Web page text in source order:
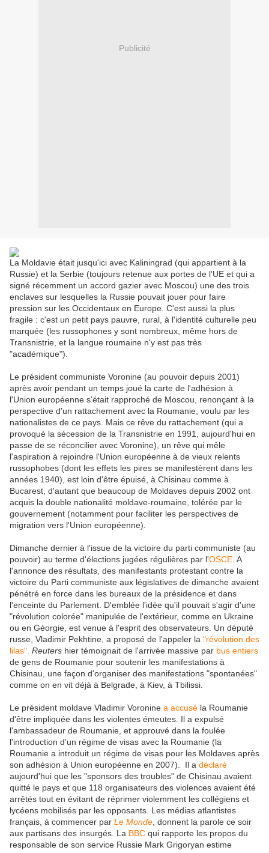
Publicité
La Moldavie était jusqu'ici avec Kaliningrad (qui appartient à la
Russie) et la Serbie (toujours retenue aux portes de l'UE et qui a
signé récemment un accord gazier avec Moscou) une des trois
enclaves sur lesquelles la Russie pouvait jouer pour faire
pression sur les Occidentaux en Europe. C'est aussi la plus
fragile : c'est un petit pays pauvre, rural, à l'identité culturelle peu
marquée (les russophones y sont nombreux, même hors de
Transnistrie, et la langue roumaine n'y est pas très
"académique").
Le président communiste Voronine (au pouvoir depuis 2001)
après avoir pendant un temps joué la carte de l'adhésion à
l'Union européenne s'était rapproché de Moscou, renonçant à la
perspective d'un rattachement avec la Roumanie, voulu par les
nationalistes de ce pays. Mais ce rêve du rattachement (qui a
provoqué la sécession de la Transnistrie en 1991, aujourd'hui en
passe de se réconcilier avec Voronine), un rêve qui mêle
l'aspiration à rejoindre l'Union européenne à de vieux relents
russophobes (dont les effets les pires se manifestèrent dans les
années 1940), est loin d'être épuisé, à Chisinau comme à
Bucarest, d'autant que beaucoup de Moldaves depuis 2002 ont
acquis la double nationalité moldave-roumaine, tolérée par le
gouvernement (notamment pour faciliter les perspectives de
migration vers l'Union européenne).
Dimanche dernier à l'issue de la victoire du parti communiste (au
pouvoir) au terme d'élections jugées régulières par l'OSCE . A
l'annonce des résultats, des manifestants protestant contre la
victoire du Parti communiste aux législatives de dimanche avaient
pénétré en force dans les bureaux de la présidence et dans
l'enceinte du Parlement. D'emblée l'idée qu'il pouvait s'agir d'une
"révolution colorée" manipulée de l'extérieur, comme en Ukraine
ou en Géorgie, est venue à l'esprit des observateurs. Un député
russe, Vladimir Pekhtine, a proposé de l'appeler la "révolution des
lilas". Reuters hier témoignait de l'arrivée massive par bus entiers
de gens de Roumanie pour soutenir les manifestations à
Chisinau, une façon d'organiser des manifestations "spontanées"
comme on en vit déjà à Belgrade, à Kiev, à Tbilissi.
Le président moldave Vladimir Voronine a accusé la Roumanie
d'être impliquée dans les violentes émeutes. Il a expulsé
l'ambassadeur de Roumanie, et approuvé dans la foulée
l'introduction d'un régime de visas avec la Roumanie (la
Roumanie a introduit un régime de visas pour les Moldaves après
son adhésion à Union européenne en 2007). Il a déclaré
aujourd'hui que les "sponsors des troubles" de Chisinau avaient
quitté le pays et que 118 organisateurs des violences avaient été
arrêtés tout en évitant de réprimer violemment les collégiens et
lycéens mobilisés par les opposants. Les médias atlantistes
français, à commencer par Le Monde , donnent la parole ce soir
aux partisans des insurgés. La BBC qui rapporte les propos du
responsable de son service Russie Mark Grigoryan estime